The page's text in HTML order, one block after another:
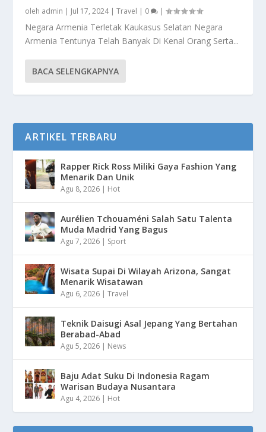
oleh admin | Jul 17, 2024|Travel | 0 |
Negara Armenia Terletak Kaukasus Selatan Negara
Armenia Tentunya Telah Banyak Di Kenal Orang Serta...
BACA SELENGKAPNYA
ARTIKEL TERBARU
Rapper Rick Ross Miliki Gaya Fashion Yang
Menarik Dan Unik
Agu 8, 2026 | Hot
Aurélien Tchouaméni Salah Satu Talenta
Muda Madrid Yang Bagus
Agu 7, 2026 | Sport
Wisata Supai Di Wilayah Arizona, Sangat
Menarik Wisatawan
Agu 6, 2026 |Travel
Teknik Daisugi Asal Jepang Yang Bertahan
Berabad-Abad
Agu 5, 2026 | News
Baju Adat Suku Di Indonesia Ragam
Warisan Budaya Nusantara
Agu 4, 2026 | Hot